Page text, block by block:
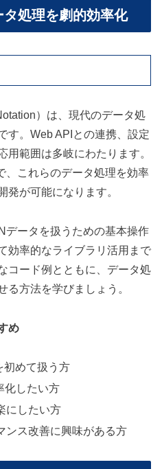
処理を劇的効率化
）は、現代のデータ処
す。Web APIとの連携、設定
用範囲は多岐にわたります。
、これらのデータ処理を効率
発が可能になります。
データを扱うための基本操作
効率的なライブラリ活用まで
コード例とともに、データ処
る方法を学びましょう。
め
初めて扱う方
化したい方
にしたい方
ンス改善に興味がある方